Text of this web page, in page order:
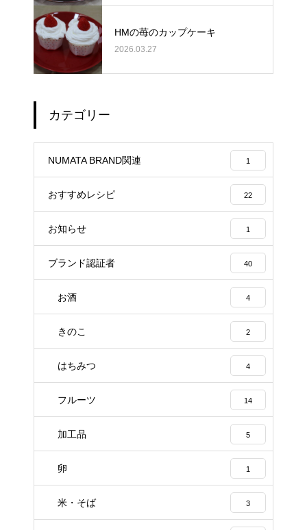
HMの苺のカップケーキ
2026.03.27
カテゴリー
NUMATA BRAND関連 1
おすすめレシピ 22
お知らせ 1
ブランド認証者 40
お酒 4
きのこ 2
はちみつ 4
フルーツ 14
加工品 5
卵 1
米・そば 3